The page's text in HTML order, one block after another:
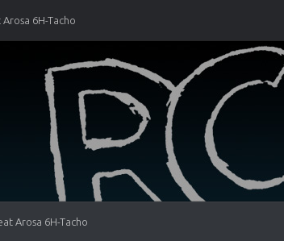
6H-Tacho
Einbauanleitung VW radio ISO plug connections
Funkfernbedienung beim VW Lupo
Schwarze Lupo GTI-Sonnenblenden
bumper fitting on Lupo 6X
Arosa 6H-Tacho